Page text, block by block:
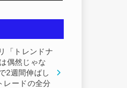
「トレンドナ
偶然じゃな
2週間伸ばし
レードの全分